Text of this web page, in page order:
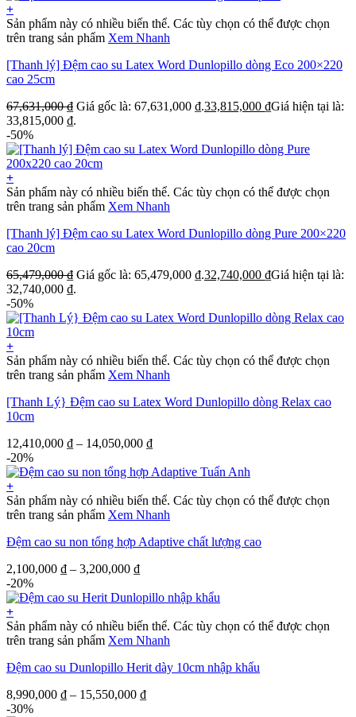
+
Sản phẩm này có nhiều biến thể. Các tùy chọn có thể được chọn
trên trang sản phẩm Xem Nhanh
[Thanh lý] Đệm cao su Latex Word Dunlopillo dòng Eco 200×220
cao 25cm
67,631,000₫ Giá gốc là: 67,631,000 ₫.33,815,000 ₫Giá hiện tại là:
33,815,000 ₫.
-50%
+
Sản phẩm này có nhiều biến thể. Các tùy chọn có thể được chọn
trên trang sản phẩm Xem Nhanh
[Thanh lý] Đệm cao su Latex Word Dunlopillo dòng Pure 200×220
cao 20cm
65,479,000₫ Giá gốc là: 65,479,000 ₫.32,740,000 ₫Giá hiện tại là:
32,740,000 ₫.
-50%
+
Sản phẩm này có nhiều biến thể. Các tùy chọn có thể được chọn
trên trang sản phẩm Xem Nhanh
[Thanh Lý} Đệm cao su Latex Word Dunlopillo dòng Relax cao
10cm
12,410,000 ₫ – 14,050,000 ₫
-20%
+
Sản phẩm này có nhiều biến thể. Các tùy chọn có thể được chọn
trên trang sản phẩm Xem Nhanh
Đệm cao su non tổng hợp Adaptive chất lượng cao
2,100,000 ₫ – 3,200,000 ₫
-20%
+
Sản phẩm này có nhiều biến thể. Các tùy chọn có thể được chọn
trên trang sản phẩm Xem Nhanh
Đệm cao su Dunlopillo Herit dày 10cm nhập khẩu
8,990,000 ₫ – 15,550,000 ₫
-30%